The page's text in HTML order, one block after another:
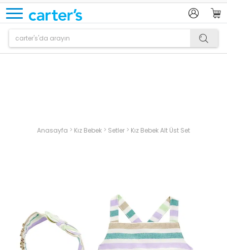
Anasayfa > Kız Bebek > Setler > Kız Bebek Alt Üst Set
Ürün sepetinize eklenmiştir.